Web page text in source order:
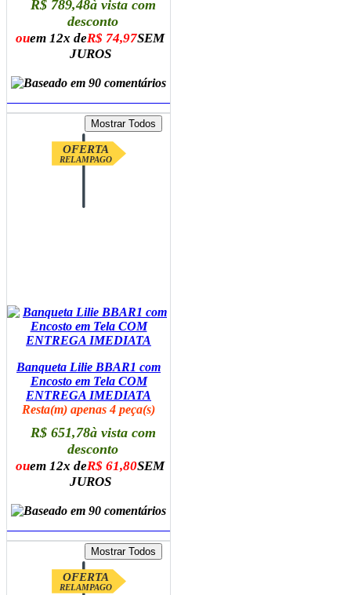
R$ 789,48à vista com
desconto
ouem 12x deR$ 74,97SEM
JUROS
OFERTA
RELAMPAGO
Banqueta Lilie BBAR1 com
Encosto em Tela COM
ENTREGA IMEDIATA
Resta(m) apenas 4 peça(s)
R$ 651,78à vista com
desconto
ouem 12x deR$ 61,80SEM
JUROS
OFERTA
RELAMPAGO